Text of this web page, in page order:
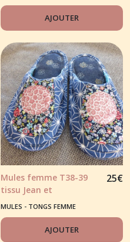
AJOUTER
Mules femme T38-39
tissu Jean et
empiècement dessus de
pieds bleu
25€
MULES - TONGS FEMME
AJOUTER